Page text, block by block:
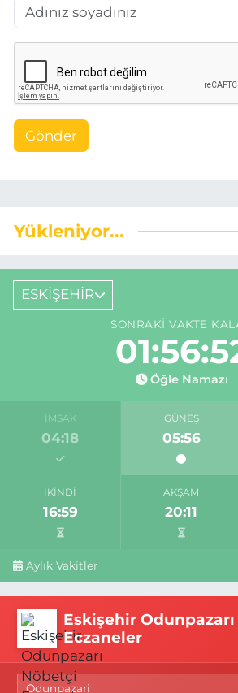
Gönder
Yükleniyor...
ESKİŞEHİR
SONRAKI VAKTE
Öğle Namazı
İMSAK
04:18
GÜNEŞ
05:56
İKINDI
16:59
AKŞAM
20:11
Aylık Vakitler
Eskişehir
Eczaneler